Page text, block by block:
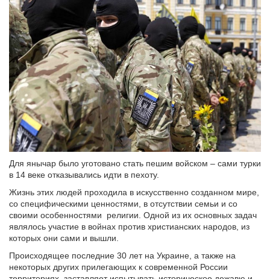
Для янычар было уготовано стать пешим войском – сами турки
в 14 веке отказывались идти в пехоту.
Жизнь этих людей проходила в искусственно созданном мире,
со специфическими ценностями, в отсутствии семьи и со
своими особенностями религии. Одной из их основных задач
являлось участие в войнах против христианских народов, из
которых они сами и вышли.
Происходящее последние 30 лет на Украине, а также на
некоторых других прилегающих к современной России